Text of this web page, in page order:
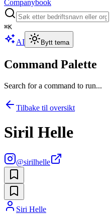
Companybook
⌘K
AI Bytt tema
Command Palette
Search for a command to run...
Tilbake til oversikt
Siril Helle
@sirilhelle
Siri Helle